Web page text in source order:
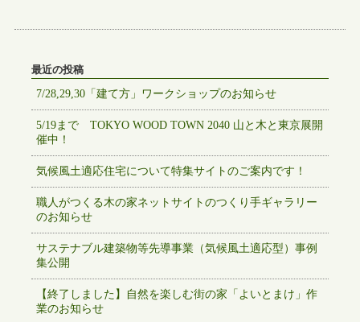
最近の投稿
7/28,29,30「建て方」ワークショップのお知らせ
5/19まで TOKYO WOOD TOWN 2040 山と木と東京展開
催中！
気候風土適応住宅について特集サイトのご案内です！
職人がつくる木の家ネットサイトのつくり手ギャラリー
のお知らせ
サステナブル建築物等先導事業（気候風土適応型）事例
集公開
【終了しました】自然を楽しむ街の家「よいとまけ」作
業のお知らせ